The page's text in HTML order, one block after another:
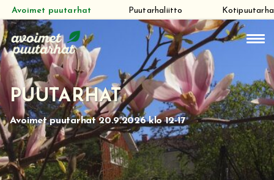
Siirry
suoraan
sisältöön
Avoimet puutarhat Puutarhaliitto Kotipuutarha
PUUTARHAT
Avoimet puutarhat 20.9.2026 klo 12-17